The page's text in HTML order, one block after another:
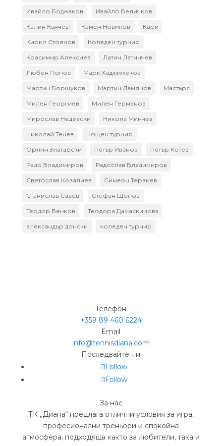
Ивайло Боджаков Ивайло Величков
Калин Кънчев Камен Новиков Кари
Кирил Стоянов Коледен турнир
Красимир Алексиев Латин Латинчев
Любен Попов Марк Хаджижеков
Мартин Боршуков Мартин Дамянов Мастърс
Милен Георгиев Милен Германов
Мирослав Недевски Никола Минчев
Николай Тенев Нощен турнир
Орлин Златарски Петър Иванов Петър Котев
Радо Владимиров Радослав Владимиров
Светослав Козалиев Симеон Терзиев
Станислав Савев Стефан Шопов
Теодор Венков Теодора Дамаскинова
александър донски коледен турнир
Телефон
+359 89 460 6224­
Email
info@tennisdiana.com
Последвайте ни
Follow
Follow
За нас
ТК „Диана“ предлага отлични условия за игра,
професионални треньори и спокойна
атмосфера, подходяща както за любители, така и